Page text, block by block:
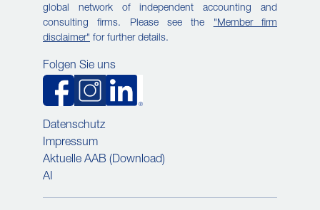
global network of independent accounting and
consulting firms. Please see the "Member firm
disclaimer" for further details.
Datenschutz
Impressum
Aktuelle AAB (Download)
AI
Folgen Sie uns